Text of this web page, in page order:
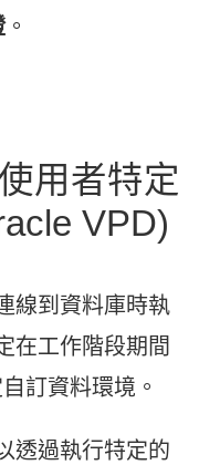
。
用者特定
VPD)
線到資料庫時執
在工作階段期間
訂資料環境。
透過執行特定的